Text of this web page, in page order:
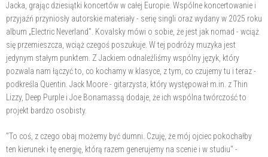
Jacka, grając dziesiątki koncertów w całej Europie. Wspólne koncertowanie i
przyjaźń przyniosły autorskie materiały - serię singli oraz wydany w 2025 roku
album „Electric Neverland". Kovalsky mówi o sobie, że jest jak nomad - wciąż
się przemieszcza, wciąż czegoś poszukuje. W tej podróży muzyka jest
jedynym stałym punktem. Z Jackiem odnaleźliśmy wspólny język, który
pozwala nam łączyć to, co kochamy w klasyce, z tym, co czujemy tu i teraz -
podkreśla Quentin. Jack Moore - gitarzysta, który występował m.in. z Thin
Lizzy, Deep Purple i Joe Bonamassą dodaje, że ich wspólna twórczość to
projekt bardzo osobisty.
"To coś, z czego obaj możemy być dumni. Czuję, że mój ojciec pokochałby
ten kierunek i tę energię, którą razem generujemy na scenie i w studiu" -